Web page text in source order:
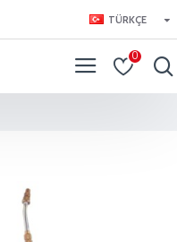
TÜRKÇE
0